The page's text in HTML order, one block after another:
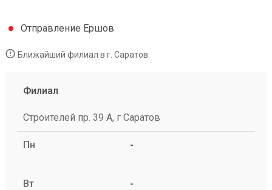
Отправление Ершов
Ближайший филиал в г. Саратов
Филиал
Строителей пр. 39 А, г Саратов
Пн -
Вт -